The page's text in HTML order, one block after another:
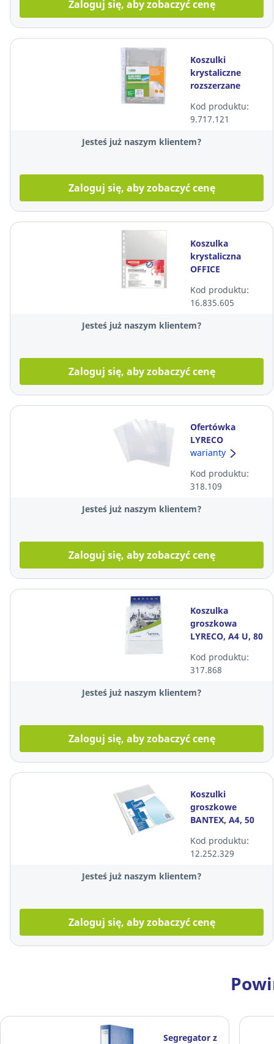
Zaloguj się, aby zobaczyć cenę
Koszulki
krystaliczne
rozszerzane
mikronów, 10
sztuk
Kod produktu:
9.717.121
Jesteś już naszym klientem?
Zaloguj się, aby zobaczyć cenę
Koszulka
krystaliczna
OFFICE
55 mikronów,
100 sztuk
Kod produktu:
16.835.605
Jesteś już naszym klientem?
Zaloguj się, aby zobaczyć cenę
Ofertówka
LYRECO
Premium
opakowaniu 25
sztuk
warianty
Kod produktu:
318.109
Jesteś już naszym klientem?
Zaloguj się, aby zobaczyć cenę
Koszulka
groszkowa
LYRECO, A4 U, 80
sztuk
Kod produktu:
317.868
Jesteś już naszym klientem?
Zaloguj się, aby zobaczyć cenę
Koszulki
groszkowe
BANTEX, A4, 50
sztuk
Kod produktu:
12.252.329
Jesteś już naszym klientem?
Zaloguj się, aby zobaczyć cenę
Segregator z